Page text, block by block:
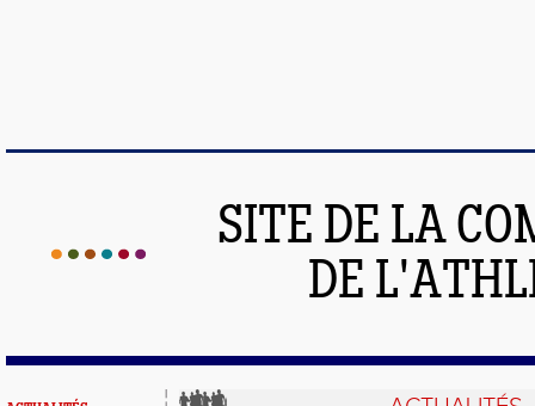
SITE DE LA
DE